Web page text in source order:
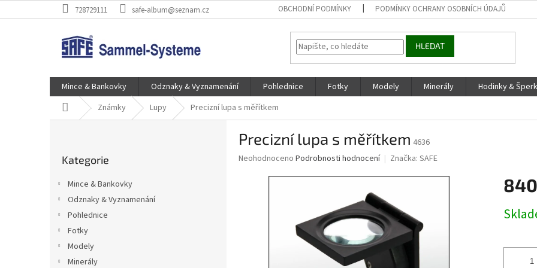
na
728729111 safe-album@seznam.cz OBCHODNÍ PODMÍNKY PODMÍNKY OCHRANY OSOBNÍCH ÚDAJŮ
HLEDAT
Mince & Bankovky Odznaky & Vyznamenání Pohlednice Fotky Modely Minerály Hodinky &
Domů Známky Lupy Precizní lupa s měřítkem
kategorie
Kategorie
Mince & Bankovky
Odznaky & Vyznamenání
Pohlednice
Fotky
Modely
Minerály
Precizní lupa s měřítkem 4636
Průměrné
produktu
Neohodnoceno Podrobnosti hodnocení Značka: SAFE
cena: